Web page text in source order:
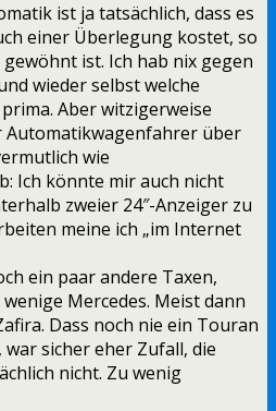
ist ja tatsächlich, dass es
einer Überlegung kostet, so
ist. Ich hab nix gegen
wieder selbst welche
Aber witzigerweise
Automatikwagenfahrer über
wie
Ich könnte mir auch nicht
zweier 24″-Anzeiger zu
meine ich „im Internet
ein paar andere Taxen,
Mercedes. Meist dann
Dass noch nie ein Touran
sicher eher Zufall, die
nicht. Zu wenig